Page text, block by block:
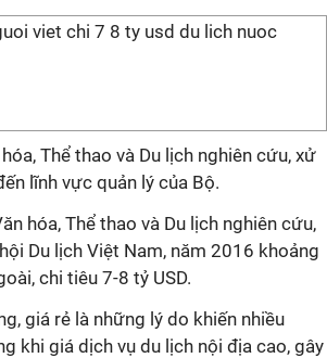
Thể thao và Du lịch nghiên cứu, xử
lĩnh vực quản lý của Bộ.
hóa, Thể thao và Du lịch nghiên cứu,
Du lịch Việt Nam, năm 2016 khoảng
chi tiêu 7-8 tỷ USD.
giá rẻ là những lý do khiến nhiều
khi giá dịch vụ du lịch nội địa cao, gây